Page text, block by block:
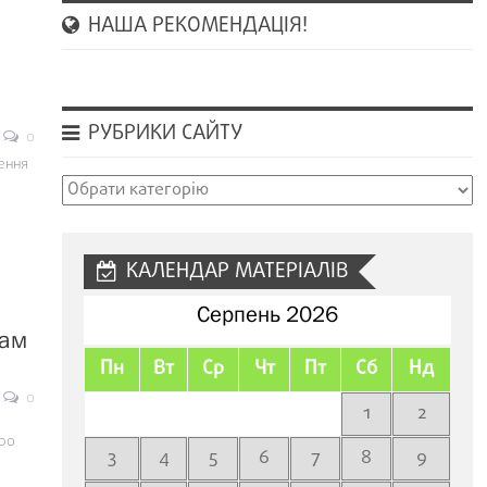
0
0
НАША РЕКОМЕНДАЦІЯ!
РУБРИКИ САЙТУ
Рубрики
КАЛЕНДАР МАТЕРІАЛІВ
Серпень 2026
Пн Вт Ср Чт Пт Сб Нд
1
2
3
4 5 6 7 8 9